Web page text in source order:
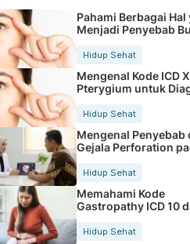
Pahami Berbagai Hal
Menjadi Penyebab
Hidup Sehat
Mengenal Kode ICD X
Pterygium untuk
Hidup Sehat
Mengenal Penyebab
Gejala Perforation
Tubuh
Hidup Sehat
Memahami Kode
Gastropathy ICD 10
Rekam Medis Pasien
Hidup Sehat